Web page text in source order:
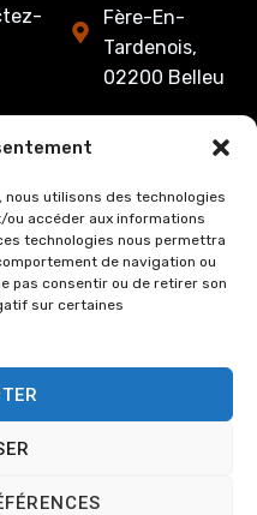
nous utilisons des technologies
accéder aux informations
technologies nous permettra
de navigation ou
pas consentir ou de retirer son
sur certaines
Fère-En-
Tardenois,
02200 Belleu
Du lundi au
jeudi : de
8h00 à 12h15
17h00.